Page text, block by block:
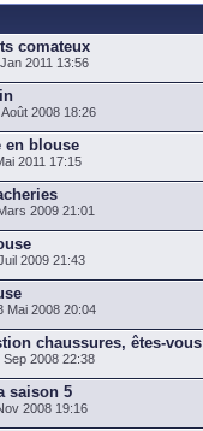
comateux
2011 13:56
2008 18:26
en blouse
2011 17:15
2009 21:01
2009 21:43
Mai 2008 20:04
chaussures, êtes-
Sep 2008 22:38
saison 5
2008 19:16